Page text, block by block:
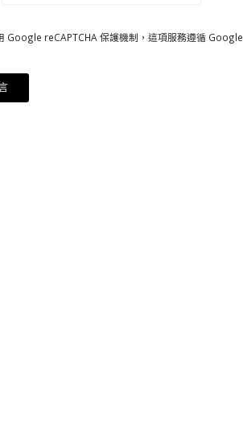
Google reCAPTCHA 保護機制，這項服務遵循 Google